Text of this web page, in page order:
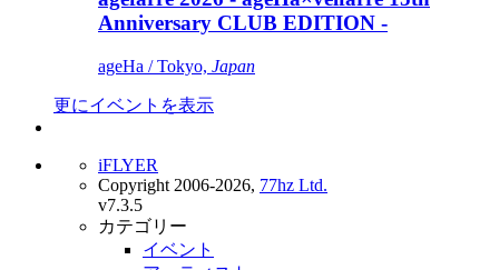
Anniversary CLUB EDITION -
ageHa / Tokyo, Japan
更にイベントを表示
iFLYER
Copyright 2006-2026, 77hz Ltd.
v7.3.5
カテゴリー
イベント